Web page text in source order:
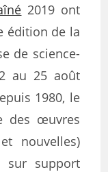
2019 ont
édition de la
de science-
au 25 août
1980, le
des œuvres
nouvelles)
sur support